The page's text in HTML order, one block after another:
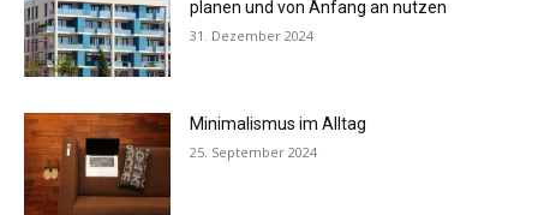
planen und von Anfang an nutzen
31. Dezember 2024
Minimalismus im Alltag
25. September 2024